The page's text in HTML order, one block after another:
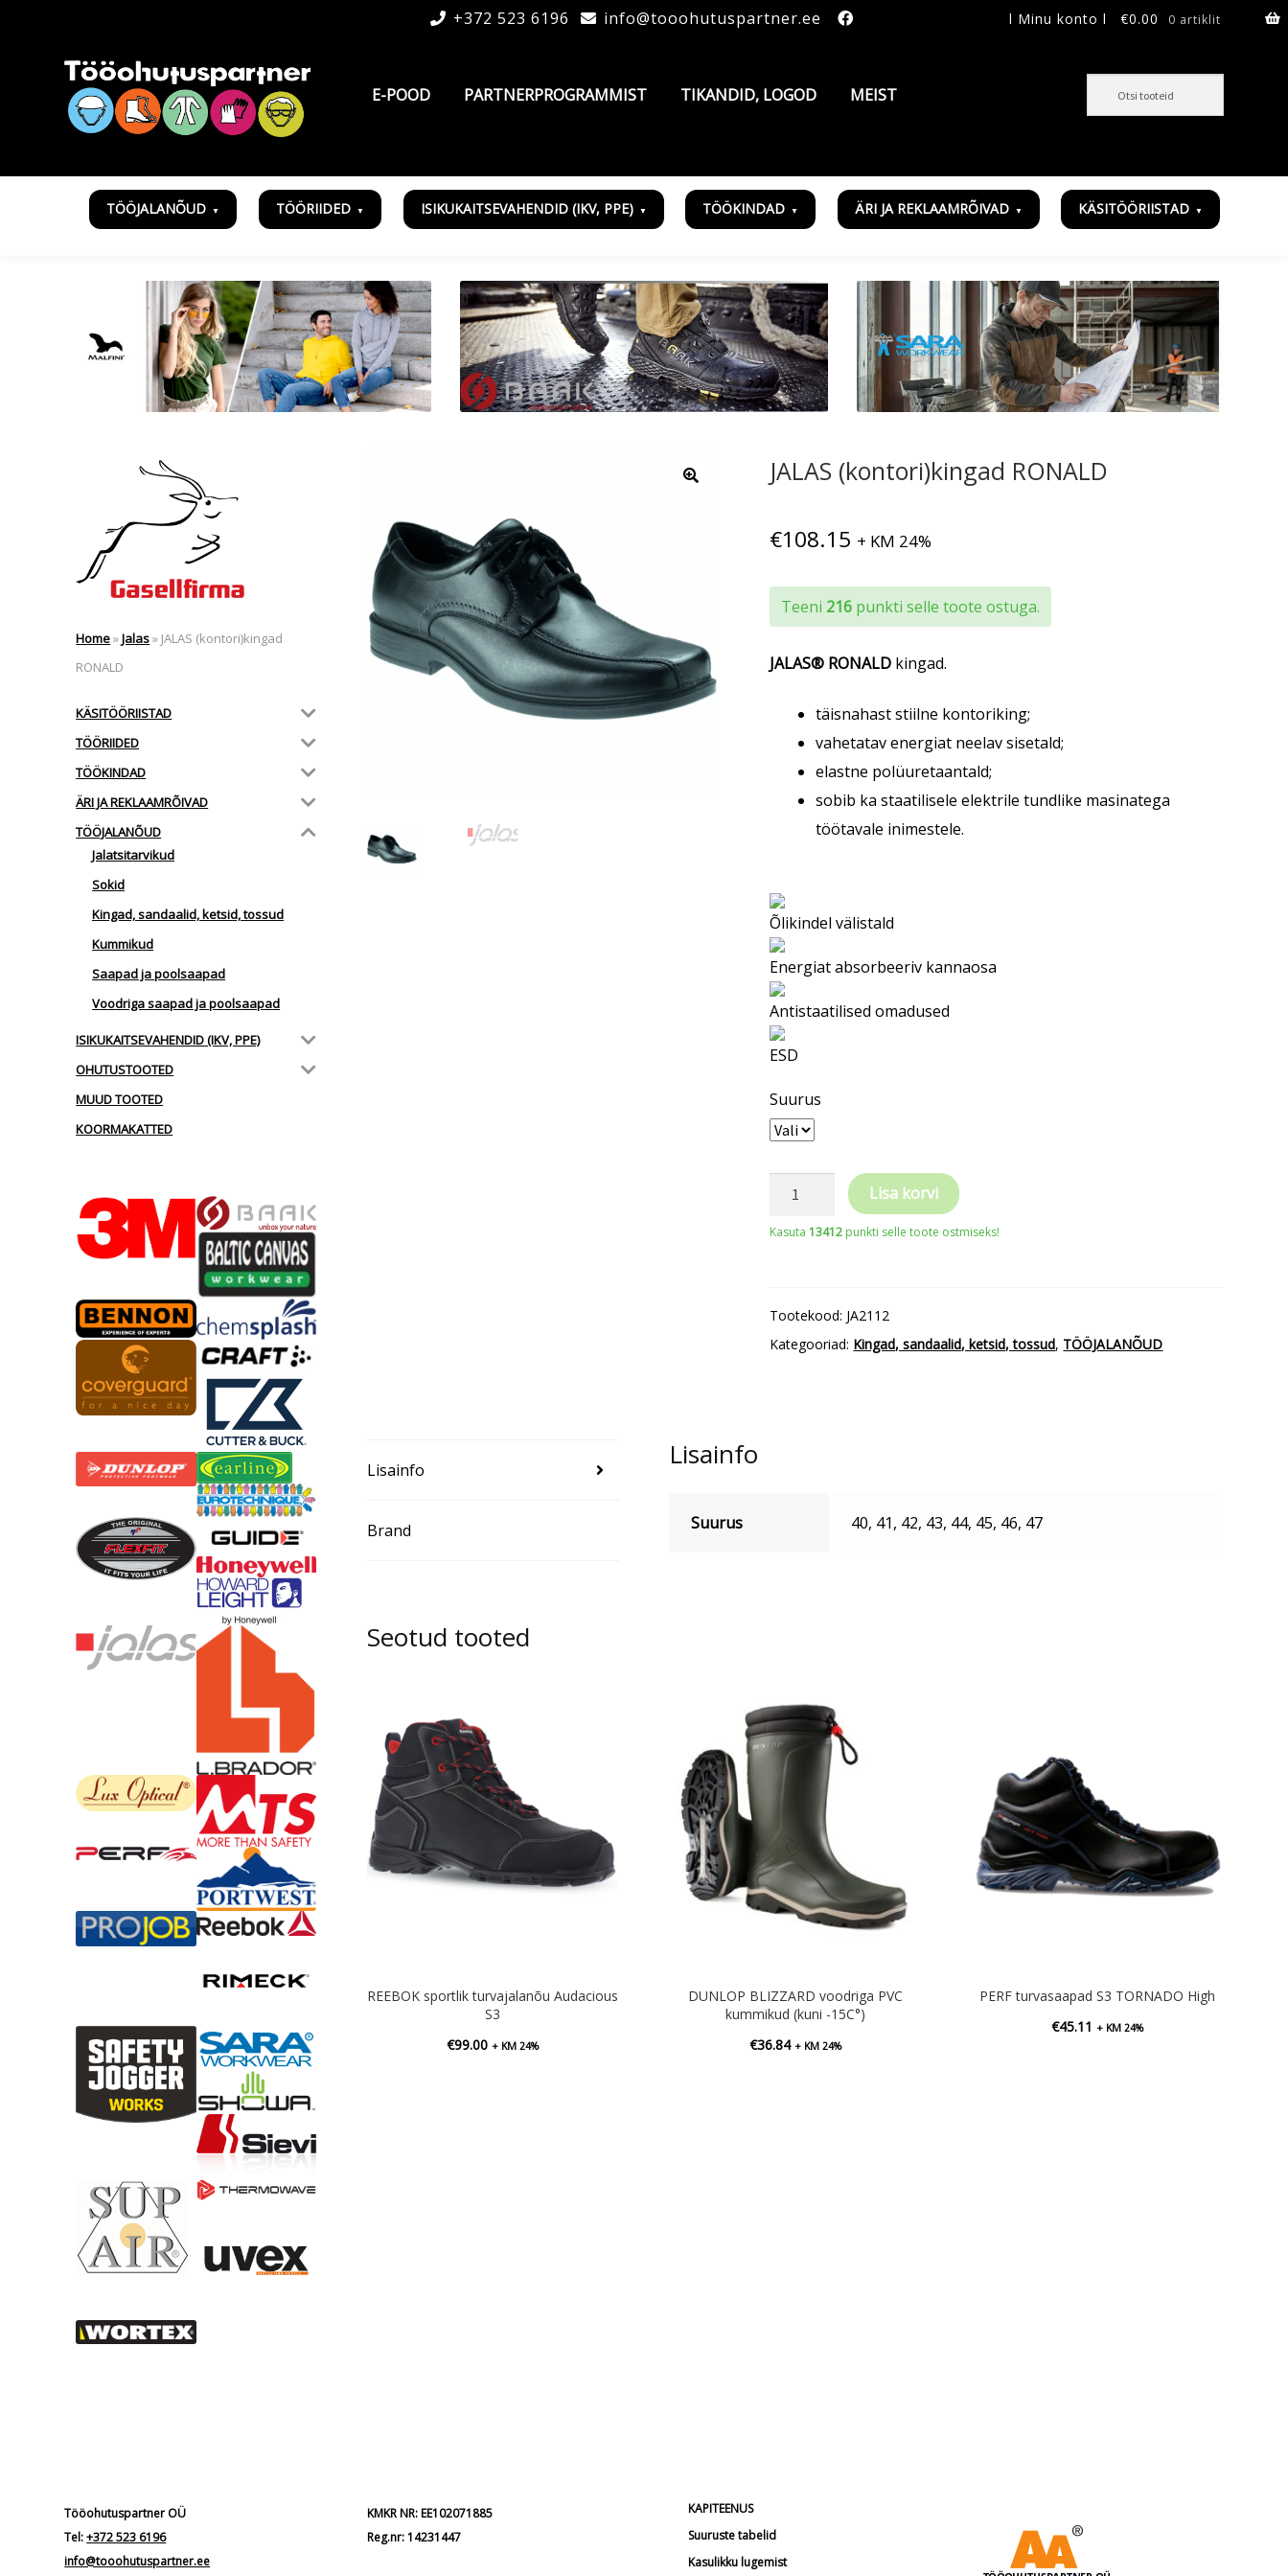
€0.00 0 artiklit
+372 523 6196 info@tooohutuspartner.ee l Minu konto l
E-POOD PARTNERPROGRAMMIST TIKANDID, LOGOD MEIST
TÖÖJALANÕUD TÖÖRIIDED ISIKUKAITSEVAHENDID (IKV, PPE) TÖÖKINDAD ÄRI JA REKLAAMRÕIVAD KÄSITÖÖRIISTAD
JALAS (kontori)kingad RONALD
€108.15 + KM 24%
Teeni 216 punkti selle toote ostuga.
JALAS® RONALD kingad.
täisnahast stiilne kontoriking;
vahetatav energiat neelav sisetald;
elastne polüuretaantald;
sobib ka staatilisele elektrile tundlike masinatega
töötavale inimestele.
Õlikindel välistald
Energiat absorbeeriv kannaosa
Antistaatilised omadused
ESD
Suurus
JALAS
(kontori)kingad
Lisa korvi
Kasuta13412 punkti selle toote ostmiseks!
Tootekood: JA2112
Kategooriad: Kingad, sandaalid, ketsid, tossud, TÖÖJALANÕUD
Lisainfo
Brand
Lisainfo
Suurus 40, 41, 42, 43, 44, 45, 46, 47
Seotud tooted
REEBOK sportlik turvajalanõu Audacious
S3
€99.00 + KM 24%
DUNLOP BLIZZARD voodriga PVC
kummikud (kuni -15C°)
€36.84 + KM 24%
PERF turvasaapad S3 TORNADO High
€45.11 + KM 24%
Home»Jalas» JALAS (kontori)kingad
RONALD
KÄSITÖÖRIISTAD
TÖÖRIIDED
TÖÖKINDAD
ÄRI JA REKLAAMRÕIVAD
TÖÖJALANÕUD
Jalatsitarvikud
Sokid
Kingad, sandaalid, ketsid, tossud
Kummikud
Saapad ja poolsaapad
Voodriga saapad ja poolsaapad
ISIKUKAITSEVAHENDID (IKV, PPE)
OHUTUSTOOTED
MUUD TOOTED
KOORMAKATTED
Tööohutuspartner OÜ
Tel:+372 523 6196
info@tooohutuspartner.ee
KMKR NR: EE102071885
Reg.nr: 14231447
KAPITEENUS
Suuruste tabelid
Kasulikku lugemist